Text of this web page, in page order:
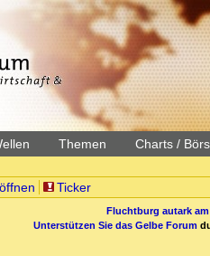
Themen Charts /
Ticker
Fluchtburg autark am
Unterstützen Sie das Gelbe Forum